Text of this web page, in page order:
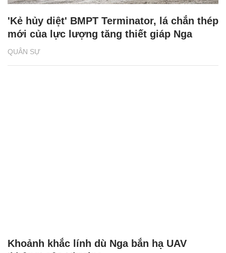
QUÂN SỰ
'Kẻ hủy diệt' BMPT Terminator, lá chắn thép
mới của lực lượng tăng thiết giáp Nga
Khoảnh khắc lính dù Nga bắn hạ UAV